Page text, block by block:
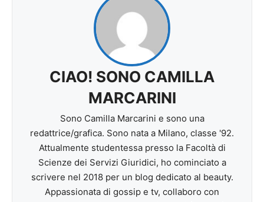
CIAO! SONO CAMILLA
MARCARINI
Sono Camilla Marcarini e sono una
redattrice/grafica. Sono nata a Milano, classe '92.
Attualmente studentessa presso la Facoltà di
Scienze dei Servizi Giuridici, ho cominciato a
scrivere nel 2018 per un blog dedicato al beauty.
Appassionata di gossip e tv, collaboro con